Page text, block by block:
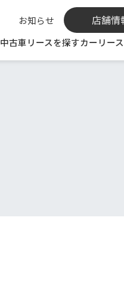
お知らせ
中古車リースを探すカーリース